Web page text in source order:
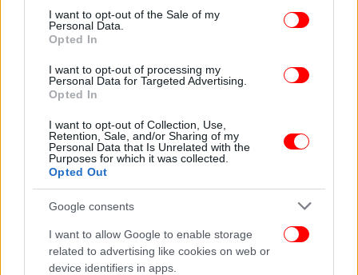
consent section.
I want to opt-out of the Sale of my
Personal Data.
Opted In
I want to opt-out of processing my
Personal Data for Targeted Advertising.
Opted In
I want to opt-out of Collection, Use,
Retention, Sale, and/or Sharing of my
Personal Data that Is Unrelated with the
Purposes for which it was collected.
Opted Out
Google consents
I want to allow Google to enable storage
related to advertising like cookies on web or
device identifiers in apps.
Τέλος, αναφορικά με τον νέο πρόεδρο της Νέας
Δημοκρατίας, Κυριάκο Μητσοτάκη, δηλώνει ότι